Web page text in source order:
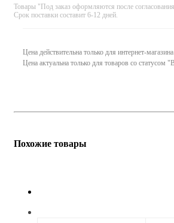
Товары "Под заказ оформляются после
Срок поставки составит 6-12 дней.
Цена действительна только для интернет-
Цена актуальна только для товаров со статусом
Похожие товары